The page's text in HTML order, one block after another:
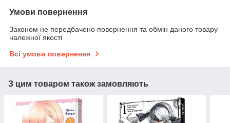
Умови повернення
Законом не передбачено повернення та обмін даного товару
належної якості
Всі умови повернення
З цим товаром також замовляють